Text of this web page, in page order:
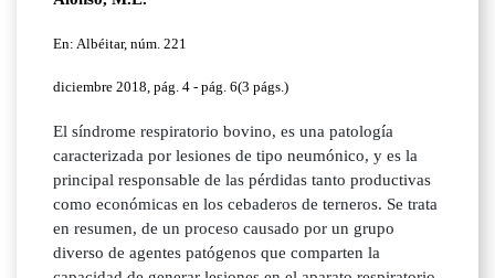
En: Albéitar, núm. 221
diciembre 2018, pág. 4 - pág. 6(3 págs.)
El síndrome respiratorio bovino, es una patología
caracterizada por lesiones de tipo neumónico, y es la
principal responsable de las pérdidas tanto productivas
como económicas en los cebaderos de terneros. Se trata
en resumen, de un proceso causado por un grupo
diverso de agentes patógenos que comparten la